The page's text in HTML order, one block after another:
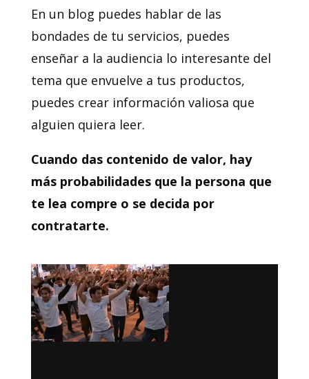
En un blog puedes hablar de las
bondades de tu servicios, puedes
enseñar a la audiencia lo interesante del
tema que envuelve a tus productos,
puedes crear información valiosa que
alguien quiera leer.
Cuando das contenido de valor, hay
más probabilidades que la persona que
te lea compre o se decida por
contratarte.